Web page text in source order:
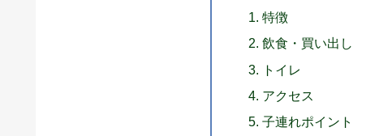
特徴
飲食・買い出し
トイレ
アクセス
子連れポイント